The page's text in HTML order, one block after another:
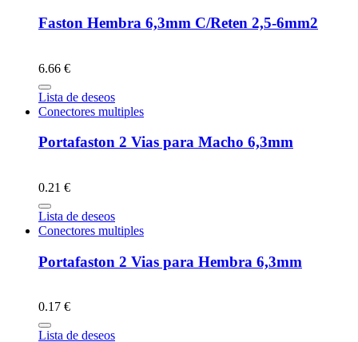
Faston Hembra 6,3mm C/Reten 2,5-6mm2
6.66 €
Lista de deseos
Conectores multiples
Portafaston 2 Vias para Macho 6,3mm
0.21 €
Lista de deseos
Conectores multiples
Portafaston 2 Vias para Hembra 6,3mm
0.17 €
Lista de deseos